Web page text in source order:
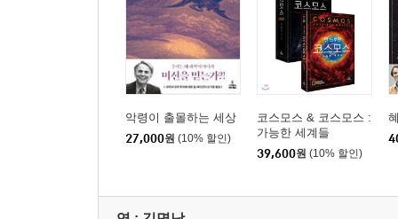
악령이 출몰하는 세상
27,000원 (10% 할인)
코스모스 & 코스모스 :
가능한 세계들
39,600원 (10% 할인)